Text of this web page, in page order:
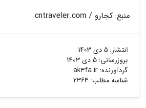
منبع: کجارو / cntraveler.com
انتشار: 5 دی 1403
بروزرسانی: 5 دی 1403
گردآورنده: ak3fa.ir
شناسه مطلب: 2364